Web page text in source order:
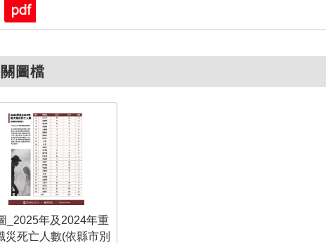
圖檔
_2025年及2024年重
災死亡人數(依縣市別